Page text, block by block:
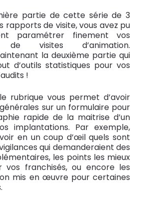
partie de cette série de 3
rapports de visite, vous avez pu
paramétrer finement vos
de visites d’animation.
la deuxième partie qui
d’outils statistiques pour vos
!
rubrique vous permet d’avoir
sur un formulaire pour
rapide de la maitrise d’un
implantations. Par exemple,
en un coup d’œil quels sont
qui demanderaient des
les points les mieux
vos franchisés, ou encore les
mis en œuvre pour certaines